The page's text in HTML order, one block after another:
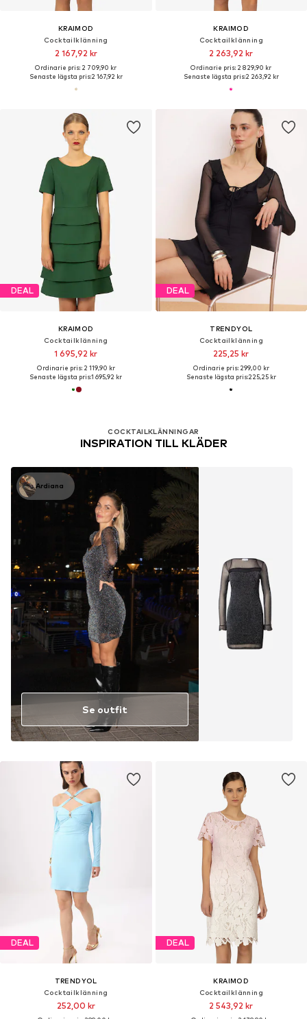
KRAIMOD
Cocktailklänning
2 167,92 kr
Ordinarie pris: 2 709,90 kr
Senaste lägsta pris:2 167,92 kr
KRAIMOD
Cocktailklänning
2 263,92 kr
Ordinarie pris: 2 829,90 kr
Senaste lägsta pris:2 263,92 kr
DEAL
KRAIMOD
Cocktailklänning
1 695,92 kr
Ordinarie pris: 2 119,90 kr
Senaste lägsta pris:1 695,92 kr
DEAL
TRENDYOL
Cocktailklänning
225,25 kr
Ordinarie pris: 299,00 kr
Senaste lägsta pris:225,25 kr
DEAL
TRENDYOL
Cocktailklänning
252,00 kr
DEAL
KRAIMOD
Cocktailklänning
2 543,92 kr
COCKTAILKLÄNNINGAR
INSPIRATION TILL KLÄDER
Ardiana
Se outfit